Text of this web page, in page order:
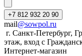
+7 812 932 20 90
mail@sowpol.ru
г. Санкт-Петербург,
этаж, вход с
Интернет-магазин